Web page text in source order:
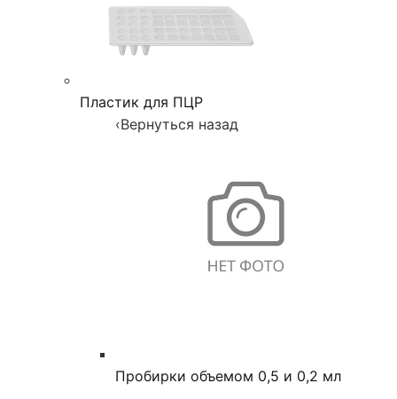
Пластик для ПЦР
‹Вернуться назад
Пробирки объемом 0,5 и 0,2 мл